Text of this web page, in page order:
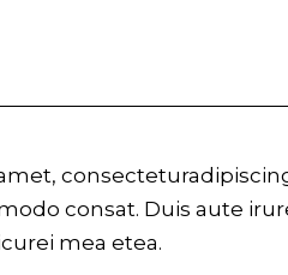
consat. Duis aute
mea etea.